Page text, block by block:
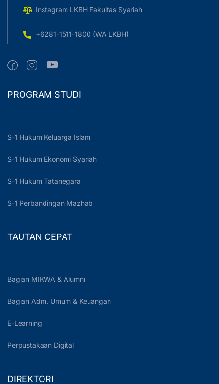
Instagram LKBH Fakultas Syariah
+6281-1511-1800 (WA LKBH)
PROGRAM STUDI
S-1 Hukum Keluarga Islam
S-1 Hukum Ekonomi Syariah
S-1 Hukum Tatanegara
S-1 Perbandingan Mazhab
TAUTAN CEPAT
Bagian MIKWA & Alumni
Bagian Adm. Umum & Keuangan
E-Learning
Perpustakaan Digital
DIREKTORI